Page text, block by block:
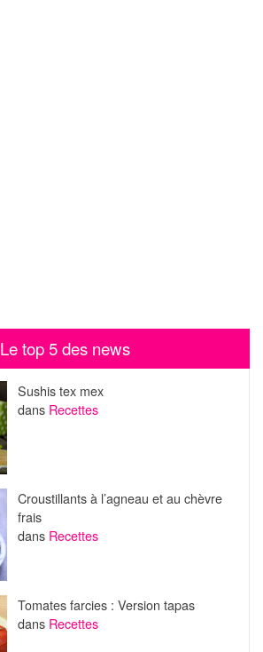
Le top 5 des news
Sushis tex mex
dans Recettes
Croustillants à l’agneau et au chèvre
frais
dans Recettes
Tomates farcies : Version tapas
dans Recettes